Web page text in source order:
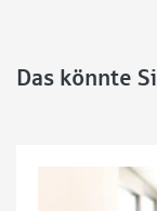
Das könnte